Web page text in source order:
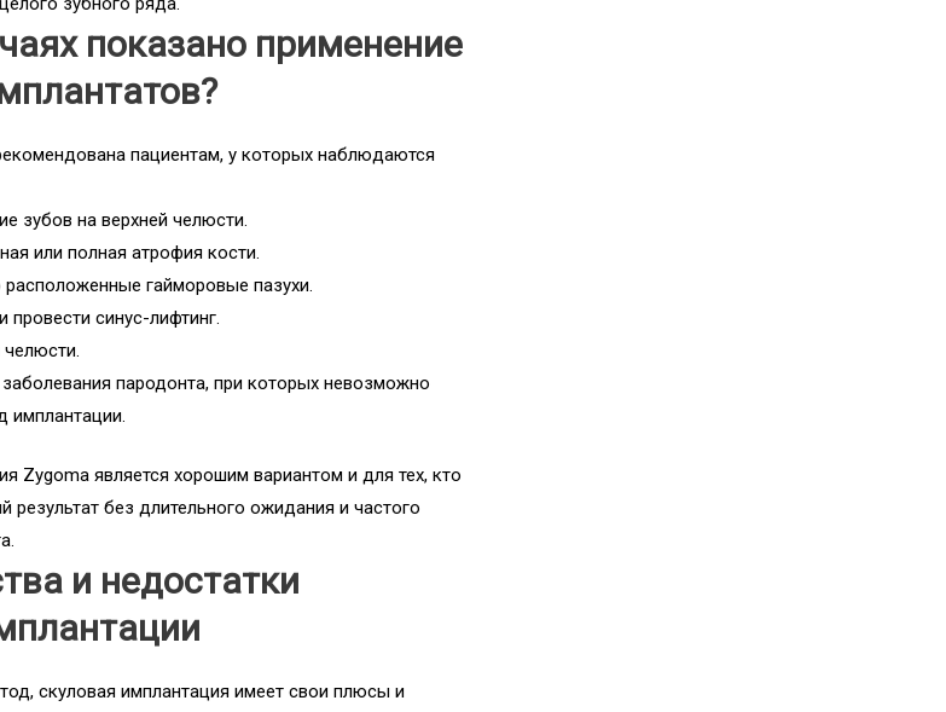
показано применение
пациентам, у которых наблюдаются
зубов на верхней челюсти.
или полная атрофия кости.
гайморовые пазухи.
синус-лифтинг.
пародонта, при которых невозможно
имплантации.
Zygoma является хорошим вариантом и для тех, кто
результат без длительного ожидания и частого
и недостатки
скуловая имплантация имеет свои плюсы и